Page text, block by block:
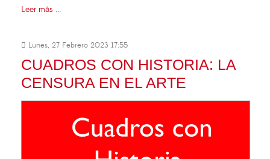
Leer más ...
Lunes, 27 Febrero 2023 17:55
CUADROS CON HISTORIA: LA
CENSURA EN EL ARTE